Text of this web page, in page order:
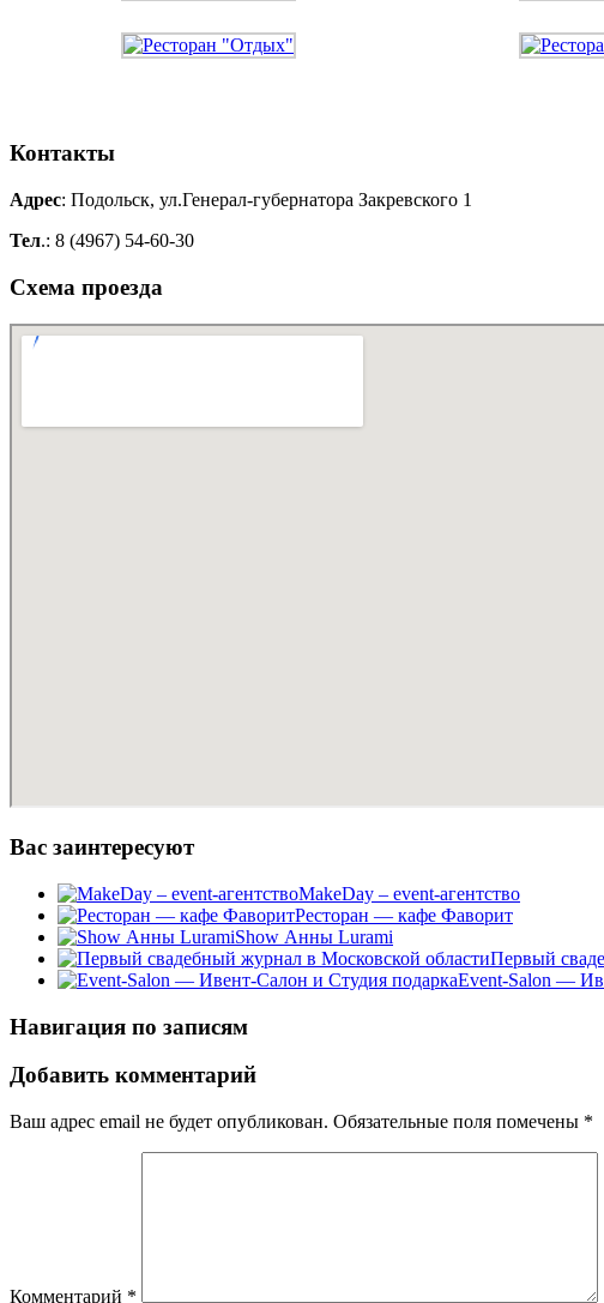
Контакты
Адрес: Подольск, ул.Генерал-губернатора Закревского 1
Тел.: 8 (4967) 54-60-30
Схема проезда
Вас заинтересуют
MakeDay – event-агентство
Ресторан — кафе Фаворит
Show Анны Lurami
Первый
Event-Salon —
Навигация по записям
Добавить комментарий
Ваш адрес email не будет опубликован. Обязательные поля помечены *
Комментарий *